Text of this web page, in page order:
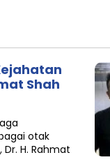
Shah
otak
H. Rahmat